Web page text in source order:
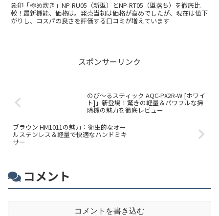
象印「極め炊き」NP-RU05（新型）とNP-RT05（型落ち）を徹底比
較！最新機能、価格は。発売当初は価格が高めでしたが、現在は値下
がりし、コスパの良さを評価する口コミが増えています
スポンサーリンク
のび～るスティック AQC-PX2R-W [ホワイ
ト]」新登場！驚きの軽量＆パワフルな掃
除機の魅力を徹底レビュー
ブラウン HM1011の魅力：衛生的なオー
ルステンレス＆軽量で快適なハンドミキ
サー
コメント
コメントを書き込む